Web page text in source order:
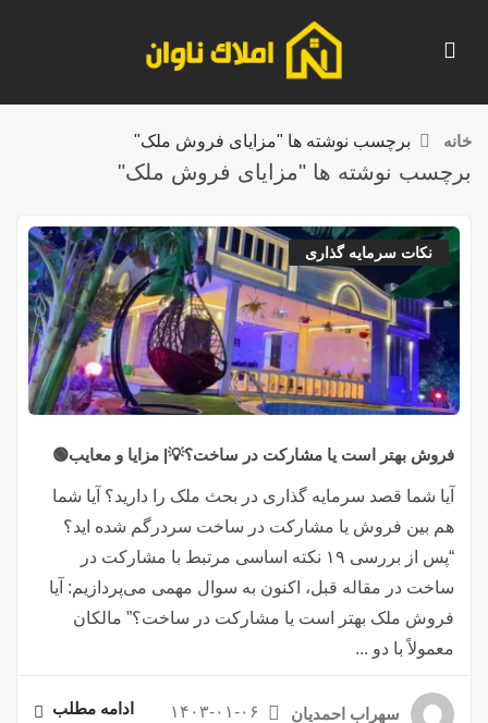
خانه برچسب نوشته ها "مزایای فروش ملک"
برچسب نوشته ها "مزایای فروش ملک"
نکات سرمایه گذاری
فروش بهتر است یا مشارکت در ساخت؟💡| مزایا و معایب🟢
آیا شما قصد سرمایه گذاری در بحث ملک را دارید؟ آیا شما
هم بین فروش یا مشارکت در ساخت سردرگم شده اید؟
“پس از بررسی ۱۹ نکته اساسی مرتبط با مشارکت در
ساخت در مقاله قبل، اکنون به سوال مهمی می‌پردازیم: آیا
فروش ملک بهتر است یا مشارکت در ساخت؟” مالکان
معمولاً با دو ...
سهراب احمدیان ۱۴۰۳-۰۱-۰۶ ادامه مطلب